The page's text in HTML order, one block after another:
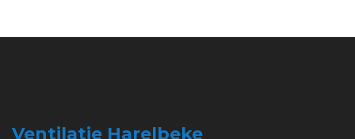
Ventilatie Harelbeke